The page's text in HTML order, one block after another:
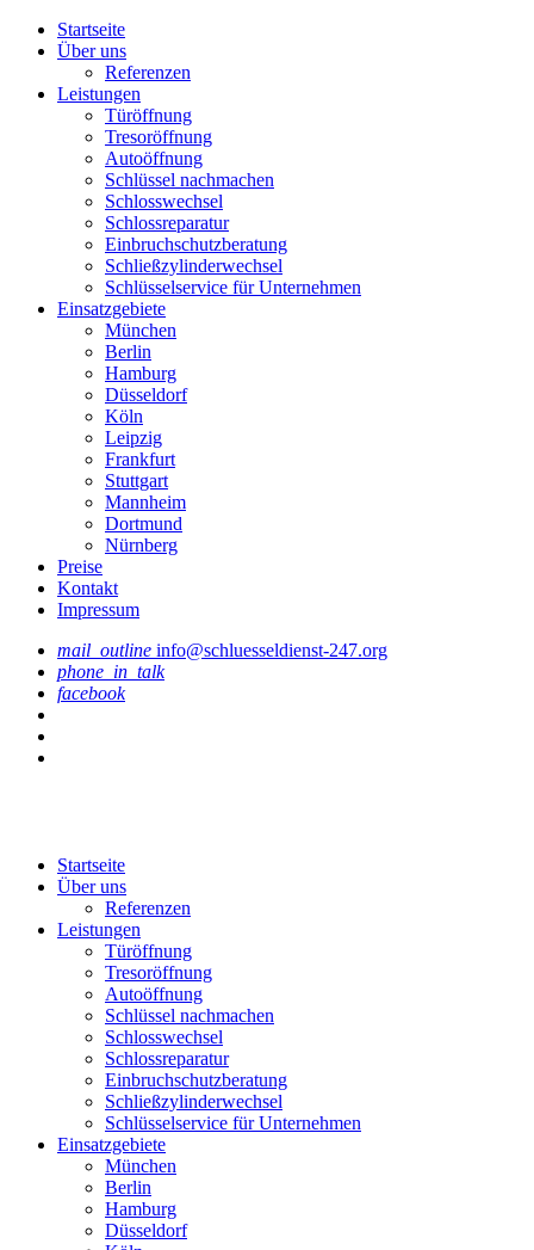
Startseite
Über uns
Referenzen
Leistungen
Türöffnung
Tresoröffnung
Аutoöffnung
Schlüssel nachmachen
Schlosswechsel
Schlossreparatur
Einbruchschutzberatung
Schließzylinderwechsel
Schlüsselservice für Unternehmen
Einsatzgebiete
München
Berlin
Hamburg
Düsseldorf
Köln
Leipzig
Frankfurt
Stuttgart
Mannheim
Dortmund
Nürnberg
Preise
Kontakt
Impressum
mail_outline info@schluesseldienst-247.org
phone_in_talk
facebook
Startseite
Über uns
Referenzen
Leistungen
Türöffnung
Tresoröffnung
Аutoöffnung
Schlüssel nachmachen
Schlosswechsel
Schlossreparatur
Einbruchschutzberatung
Schließzylinderwechsel
Schlüsselservice für Unternehmen
Einsatzgebiete
München
Berlin
Hamburg
Düsseldorf